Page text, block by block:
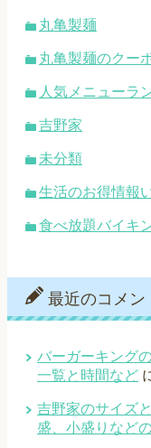
丸亀製麺
丸亀製麺のクー
人気メニューラ
吉野家
未分類
生活のお得情報
食べ放題バイキ
最近のコメン
バーガーキング
一覧と時間など
吉野家のサイズ
盛、小盛りなどの